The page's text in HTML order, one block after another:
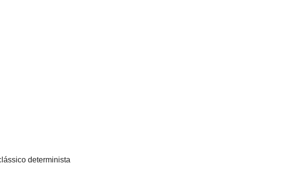
determinista